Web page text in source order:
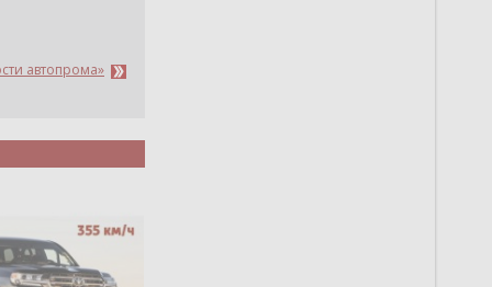
автопрома»